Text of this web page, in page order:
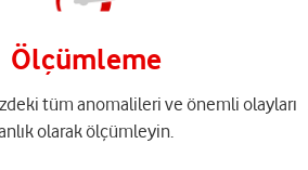
Ölçümleme
tüm anomalileri ve önemli olayları
olarak ölçümleyin.